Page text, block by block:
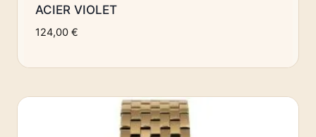
ACIER VIOLET
124,00 €